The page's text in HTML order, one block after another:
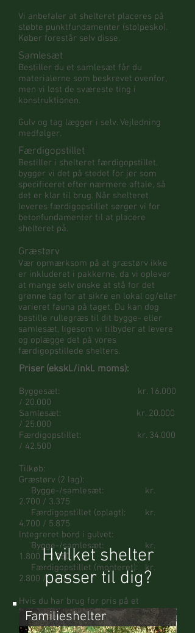
Vi anbefaler at shelteret placeres på
støbte punktfundamenter (stolpesko).
Køber forestår selv disse.
Samlesæt
Bestiller du et samlesæt får du
materialerne som beskrevet ovenfor,
men vi løst de sværeste ting i
konstruktionen.
Gulv og tag lægger i selv. Vejledning
medfølger.
Færdigopstillet
Bestiller i shelteret færdigopstillet,
bygger vi det på stedet for jer som
specificeret efter nærmere aftale, så
det er klar til brug. Når shelteret
leveres færdigopstillet sørger vi for
betonfundamenter til at placere
shelteret på.
Græstørv
Vær opmærksom på at græstørv ikke
er inkluderet i pakkerne, da vi oplever
at mange selv ønske at stå for det
grønne tag for at sikre en lokal og/eller
varieret fauna på taget. Du kan dog
bestille rullegræs til dit bygge- eller
samlesæt, ligesom vi tilbyder at levere
og oplægge det på vores
færdigopstillede shelters.
Priser (ekskl./inkl. moms):
Byggesæt: kr. 16.000
/ 20.000
Samlesæt: kr. 20.000
/ 25.000
Færdigopstillet: kr. 34.000
/ 42.500
Tilkøb:
Græstørv (2 lag):
Bygge-/samlesæt: kr.
2.700 / 3.375
Færdigopstillet (oplagt): kr.
4.700 / 5.875
Integreret bord i gulvet:
Bygge-/samlesæt: kr.
1.800 / 2.250
Færdigopstillet (monteret): kr.
2.800 / 3.500
Hvis du har brug for pris på et
kalmarshelter med andre mål eller
specifikationer, giver vi gerne et tilbud.
Hvilket shelter
passer til dig?
Familieshelter